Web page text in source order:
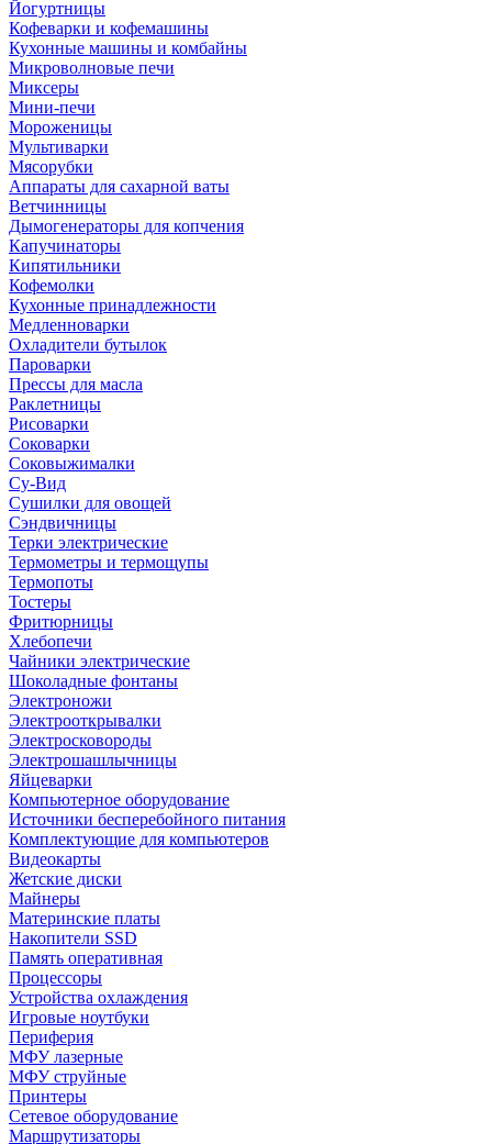
Йогуртницы
Кофеварки и кофемашины
Кухонные машины и комбайны
Микроволновые печи
Миксеры
Мини-печи
Мороженицы
Мультиварки
Мясорубки
Аппараты для сахарной ваты
Ветчинницы
Дымогенераторы для копчения
Капучинаторы
Кипятильники
Кофемолки
Кухонные принадлежности
Медленноварки
Охладители бутылок
Пароварки
Прессы для масла
Раклетницы
Рисоварки
Соковарки
Соковыжималки
Су-Вид
Сушилки для овощей
Сэндвичницы
Терки электрические
Термометры и термощупы
Термопоты
Тостеры
Фритюрницы
Хлебопечи
Чайники электрические
Шоколадные фонтаны
Электроножи
Электрооткрывалки
Электросковороды
Электрошашлычницы
Яйцеварки
Компьютерное оборудование
Источники бесперебойного питания
Комплектующие для компьютеров
Видеокарты
Жетские диски
Майнеры
Материнские платы
Накопители SSD
Память оперативная
Процессоры
Устройства охлаждения
Игровые ноутбуки
Периферия
МФУ лазерные
МФУ струйные
Принтеры
Сетевое оборудование
Маршрутизаторы